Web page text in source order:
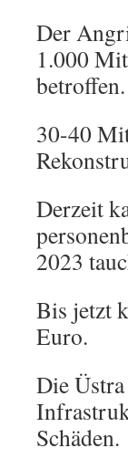
Der
1.000
betroffen.
30-40
Derzeit
2023
Bis jetzt
Euro.
Die
Schäden.